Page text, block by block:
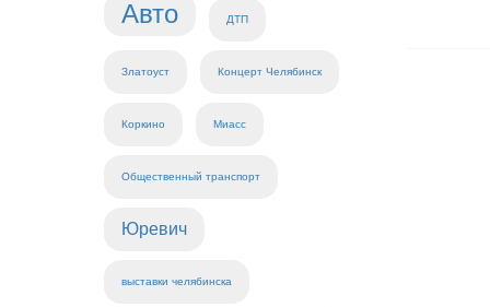
Авто ДТП
Златоуст Концерт Челябинск
Коркино Миасс
Общественный транспорт
Юревич
выставки челябинска